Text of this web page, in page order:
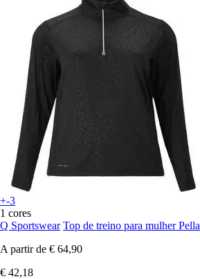
+-3
1 cores
Q Sportswear Top de treino para mulher Pella
A partir de € 64,90
€ 42,18